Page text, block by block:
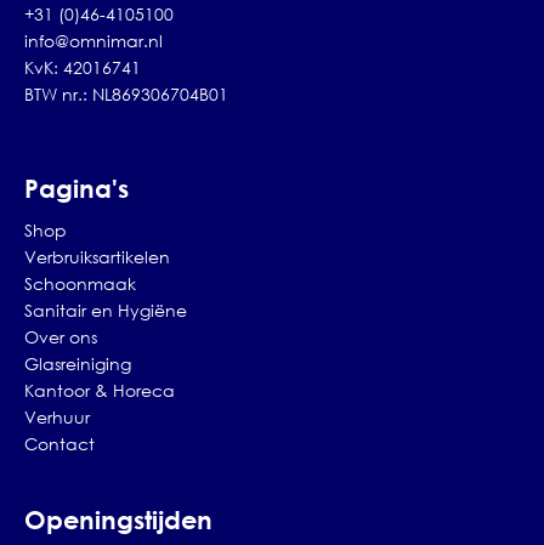
+31 (0)46-4105100
info@omnimar.nl
KvK: 42016741
BTW nr.: NL869306704B01
Pagina's
Shop
Verbruiksartikelen
Schoonmaak
Sanitair en Hygiëne
Over ons
Glasreiniging
Kantoor & Horeca
Verhuur
Contact
Openingstijden